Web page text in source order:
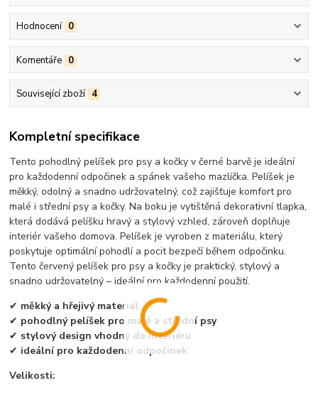
Hodnocení 0
Komentáře 0
Související zboží 4
Kompletní specifikace
Tento pohodlný pelíšek pro psy a kočky v černé barvě je ideální
pro každodenní odpočinek a spánek vašeho mazlíčka. Pelíšek je
měkký, odolný a snadno udržovatelný, což zajišťuje komfort pro
malé i střední psy a kočky. Na boku je vytištěná dekorativní tlapka,
která dodává pelíšku hravý a stylový vzhled, zároveň doplňuje
interiér vašeho domova. Pelíšek je vyroben z materiálu, který
poskytuje optimální pohodlí a pocit bezpečí během odpočinku.
Tento červený pelíšek pro psy a kočky je praktický, stylový a
snadno udržovatelný – ideální pro každodenní použití.
✔ měkký a hřejivý materiál
✔ pohodlný pelíšek pro malé a střední psy
✔ stylový design vhodný do interiéru
✔ ideální pro každodenní odpočinek
Velikosti: